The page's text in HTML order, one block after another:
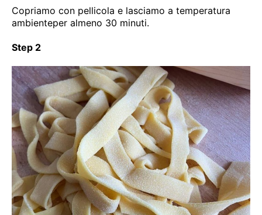
Copriamo con pellicola e lasciamo a temperatura
ambienteper almeno 30 minuti.
Step 2